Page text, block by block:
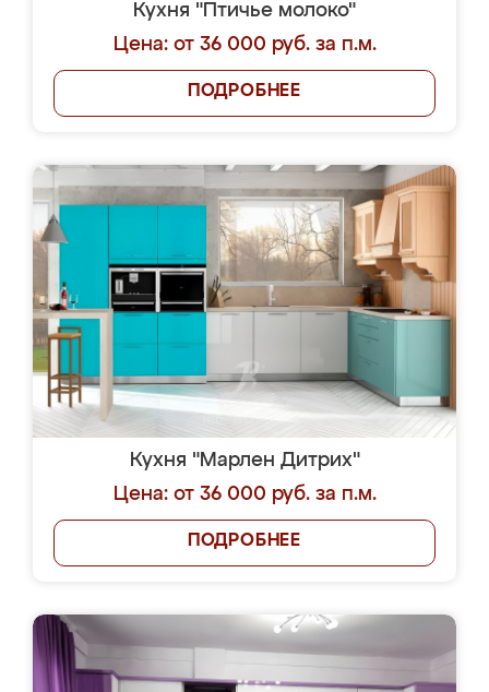
Кухня "Птичье молоко"
Цена: от 36 000 руб. за п.м.
ПОДРОБНЕЕ
Кухня "Марлен Дитрих"
Цена: от 36 000 руб. за п.м.
ПОДРОБНЕЕ